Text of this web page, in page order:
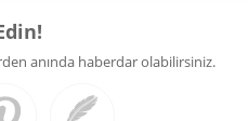
anında haberdar olabilirsiniz.